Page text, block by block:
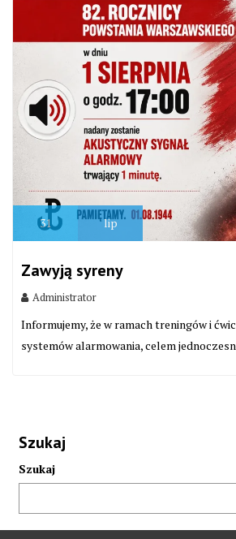
31 lip
Zawyją syreny
Administrator
Informujemy, że w ramach treningów i
systemów alarmowania, celem
Szukaj
Szukaj